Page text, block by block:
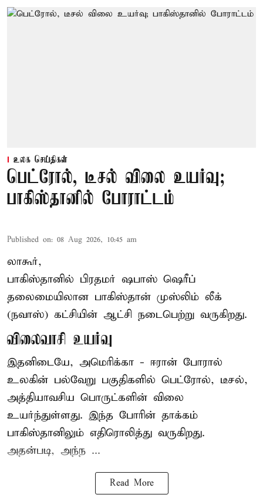
உலக செய்திகள்
பெட்ரோல், டீசல் விலை உயர்வு;
பாகிஸ்தானில் போராட்டம்
Published on: 08 Aug 2026, 10:45 am
லாகூர்,
பாகிஸ்தானில் பிரதமர் ஷபாஸ் ஷெரீப்
தலைமையிலான பாகிஸ்தான் முஸ்லிம் லீக்
(நவாஸ்) கட்சியின் ஆட்சி நடைபெற்று வருகிறது.
விலைவாசி உயர்வு
இதனிடையே, அமெரிக்கா - ஈரான் போரால்
உலகின் பல்வேறு பகுதிகளில் பெட்ரோல், டீசல்,
அத்தியாவசிய பொருட்களின் விலை
உயர்ந்துள்ளது. இந்த போரின் தாக்கம்
பாகிஸ்தானிலும் எதிரொலித்து வருகிறது.
அதன்படி, அந்ந ...
Read More